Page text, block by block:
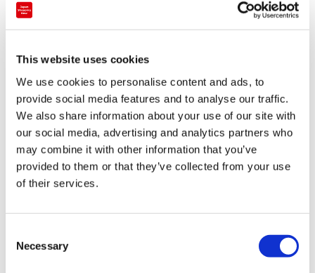
This website uses cookies
We use cookies to personalise content and ads, to
provide social media features and to analyse our traffic.
We also share information about your use of our site with
our social media, advertising and analytics partners who
may combine it with other information that you’ve
provided to them or that they’ve collected from your use
of their services.
Necessary
結算
信用卡